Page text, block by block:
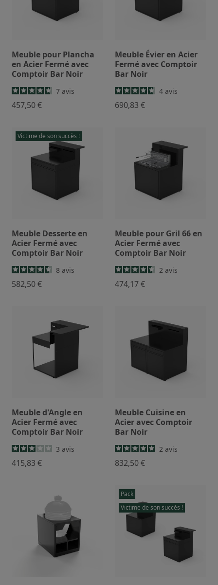
Meuble pour Plancha
en Acier Fermé avec
Comptoir Bar Noir
7 avis
457,50 €
Meuble Évier en Acier
Fermé avec Comptoir
Bar Noir
4 avis
690,83 €
Victime de son succès !
Meuble Desserte en
Acier Fermé avec
Comptoir Bar Noir
8 avis
582,50 €
Meuble pour Gril 66 en
Acier Fermé avec
Comptoir Bar Noir
2 avis
474,17 €
Meuble d'Angle en
Acier Fermé avec
Comptoir Bar Noir
3 avis
415,83 €
Meuble Cuisine en
Acier avec Comptoir
Bar Noir
2 avis
832,50 €
Pack
Victime de son succès !